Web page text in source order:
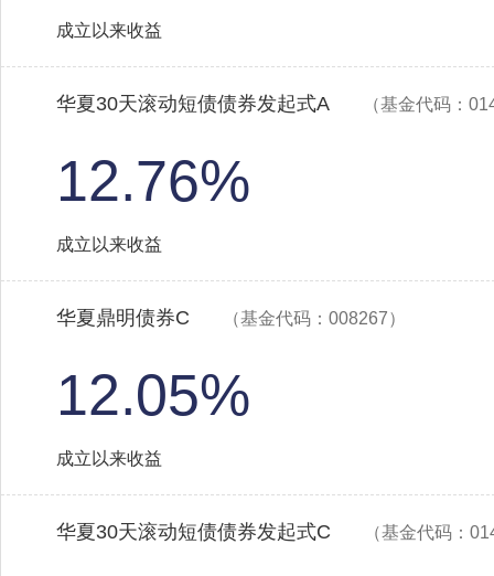
成立以来收益
华夏30天滚动短债债券发起式A （基金代码：
12.76%
成立以来收益
华夏鼎明债券C （基金代码：008267）
12.05%
成立以来收益
华夏30天滚动短债债券发起式C （基金代码：